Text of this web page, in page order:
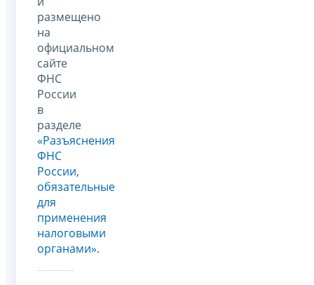
размещено
на
официальном
сайте
ФНС
России
в
разделе
«Разъяснения
ФНС
России,
обязательные
для
применения
налоговыми
органами».